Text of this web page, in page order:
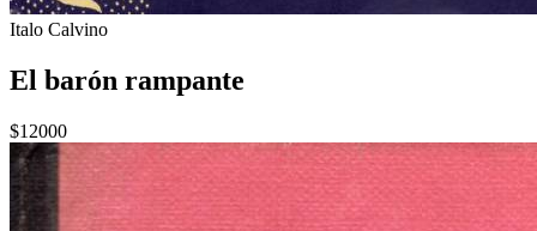
Italo Calvino
El barón rampante
$12000